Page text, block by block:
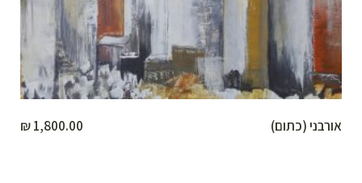
אורבני (כתום) 1,800.00
₪